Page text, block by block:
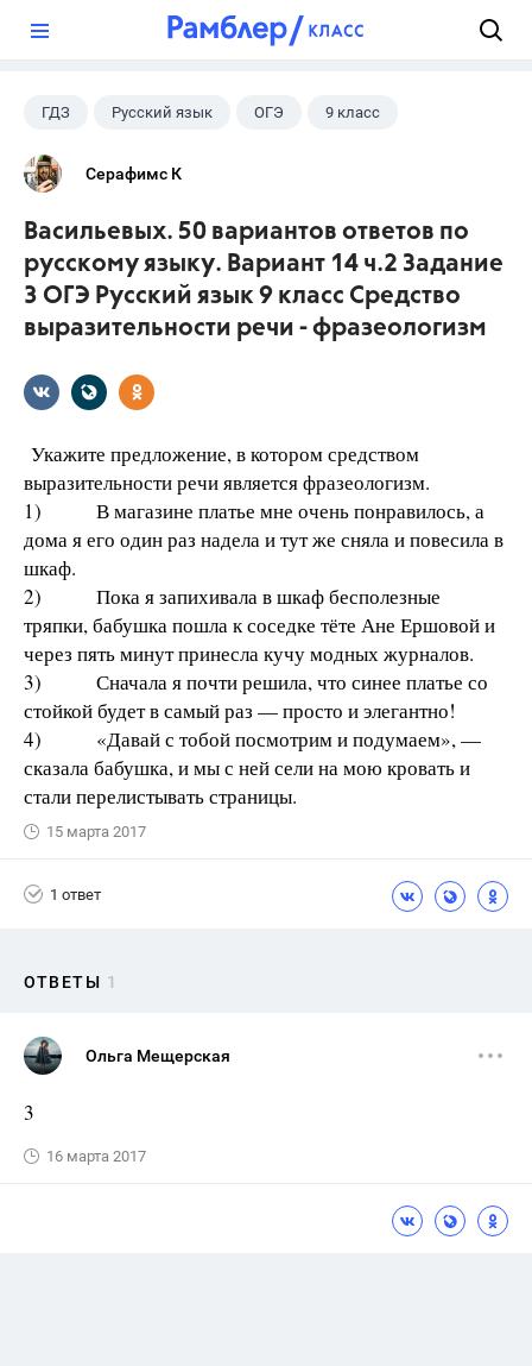
ГДЗ Русский язык ОГЭ 9 класс
+1
Серафимс К
Васильевых. 50 вариантов ответов по
русскому языку. Вариант 14 ч.2 Задание
3 ОГЭ Русский язык 9 класс Средство
выразительности речи - фразеологизм
Укажите предложение, в котором средством
выразительности речи является фразеологизм.
1) В магазине платье мне очень понравилось, а
дома я его один раз надела и тут же сняла и повесила в
шкаф.
2) Пока я запихивала в шкаф бесполезные
тряпки, бабушка пошла к соседке тёте Ане Ершовой и
через пять минут принесла кучу модных журналов.
3) Сначала я почти решила, что синее платье со
стойкой будет в самый раз — просто и элегантно!
4) «Давай с тобой посмотрим и подумаем», —
сказала бабушка, и мы с ней сели на мою кровать и
стали перелистывать страницы.
15 марта 2017
1 ответ
ОТВЕТЫ 1
Ольга Мещерская
3
16 марта 2017